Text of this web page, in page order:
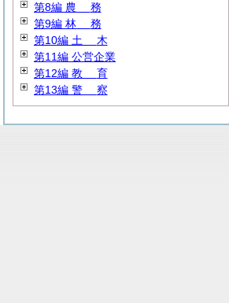
第8編 農 務
第9編 林 務
第10編 土 木
第11編 公営企業
第12編 教 育
第13編 警 察